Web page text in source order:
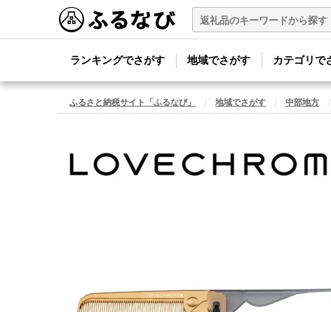
ランキングでさがす 地域でさがす カテゴリで
ふるさと納税サイト「ふるなび」 地域でさがす 中部地方